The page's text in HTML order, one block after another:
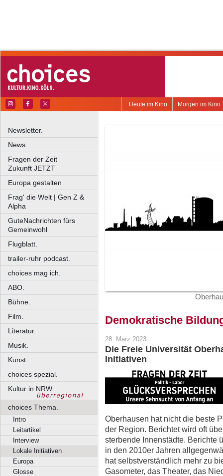
Morgen im Kino
Heute im Kino
Newsletter.
News.
Fragen der Zeit
Zukunft JETZT
Europa gestalten
Frag' die Welt | Gen Z &
Alpha
GuteNachrichten fürs
Gemeinwohl
Flugblatt.
trailer-ruhr podcast.
choices mag ich.
ABO.
Bühne.
Film.
Literatur.
Musik.
Kunst.
choices spezial.
Kultur in NRW.
choices Thema.
Intro
Leitartikel
Interview
Lokale Initiativen
Europa
Glosse
Demokratische
28. März 2023
Die Freie Universität
Initiativen
Oberhausen hat nicht die beste
der Region. Berichtet wird oft
sterbende Innenstädte. Berichte
in den 2010er Jahren
hat selbstverständlich mehr zu
Gasometer, das Theater, das